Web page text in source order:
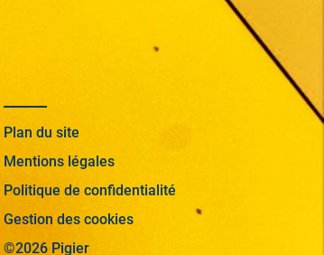
Plan du site
Mentions légales
Politique de confidentialité
Gestion des cookies
©2026 Pigier